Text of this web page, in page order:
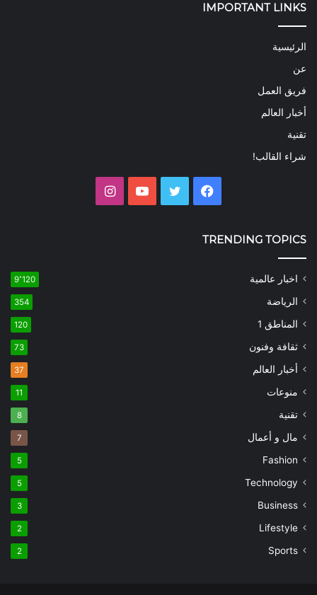
IMPORTANT LINKS
الرئيسية
عن
فريق العمل
أخبار العالم
تقنية
شراء القالب!
فيسبوك تويتر يوتيوب
TRENDING TOPICS
اخبار عالمية 9٬120
الرياضة 354
المناطق 1 120
ثقافة وفنون 73
أخبار العالم 37
منوعات 11
تقنية 8
مال و أعمال 7
Fashion
5
Technology
5
Business
3
Lifestyle
2
Sports
2